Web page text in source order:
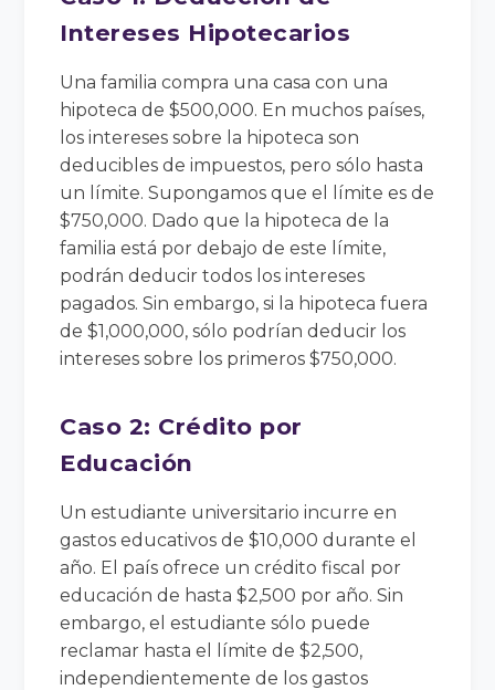
Intereses Hipotecarios
Una familia compra una casa con una
hipoteca de $500,000. En muchos países,
los intereses sobre la hipoteca son
deducibles de impuestos, pero sólo hasta
un límite. Supongamos que el límite es de
$750,000. Dado que la hipoteca de la
familia está por debajo de este límite,
podrán deducir todos los intereses
pagados. Sin embargo, si la hipoteca fuera
de $1,000,000, sólo podrían deducir los
intereses sobre los primeros $750,000.
Caso 2: Crédito por
Educación
Un estudiante universitario incurre en
gastos educativos de $10,000 durante el
año. El país ofrece un crédito fiscal por
educación de hasta $2,500 por año. Sin
embargo, el estudiante sólo puede
reclamar hasta el límite de $2,500,
independientemente de los gastos